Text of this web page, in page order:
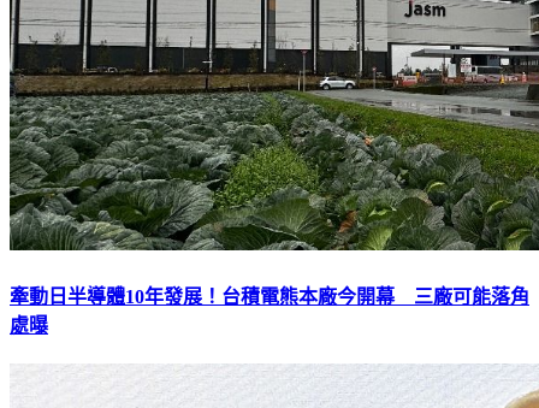
牽動日半導體10年發展！台積電熊本廠今開幕 三廠可能落角
處曝